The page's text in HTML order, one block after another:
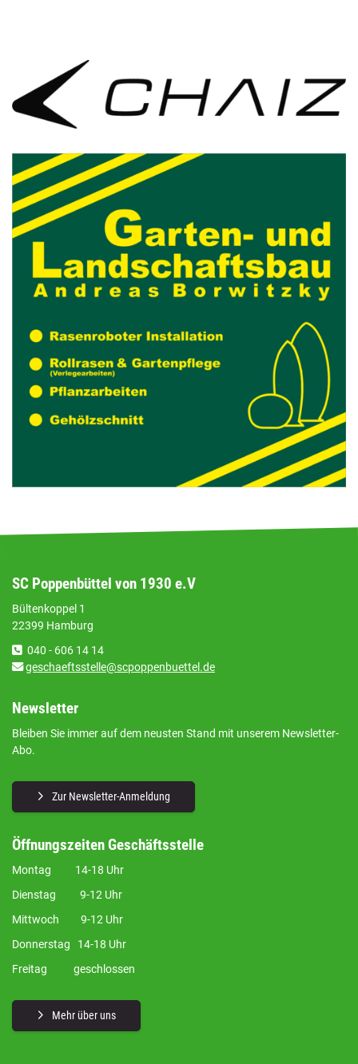
SC Poppenbüttel von 1930 e.V
Bültenkoppel 1
22399 Hamburg
040 - 606 14 14
geschaeftsstelle@scpoppenbuettel.de
Newsletter
Bleiben Sie immer auf dem neusten Stand mit unserem Newsletter-
Abo.
Zur Newsletter-Anmeldung
Öffnungszeiten Geschäftsstelle
Montag 14-18 Uhr
Dienstag 9-12 Uhr
Mittwoch 9-12 Uhr
Donnerstag 14-18 Uhr
Freitag geschlossen
Mehr über uns